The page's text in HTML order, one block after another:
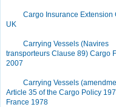
Cargo Insurance Extension
UK
Carrying Vessels (Navires
transporteurs Clause 89) Cargo
2007
Carrying Vessels
Article 35 of the Cargo Policy
France 1978